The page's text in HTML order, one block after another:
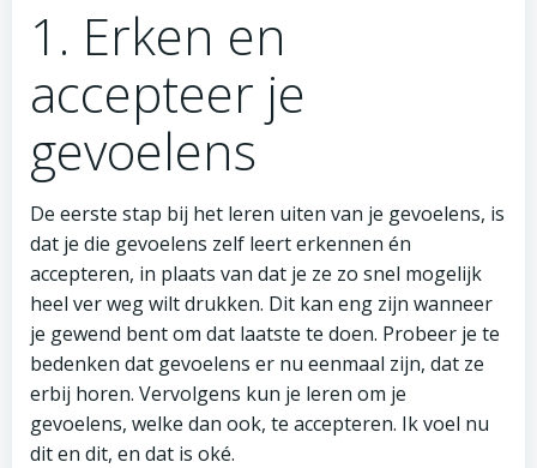
1. Erken en
accepteer je
gevoelens
De eerste stap bij het leren uiten van je gevoelens, is
dat je die gevoelens zelf leert erkennen én
accepteren, in plaats van dat je ze zo snel mogelijk
heel ver weg wilt drukken. Dit kan eng zijn wanneer
je gewend bent om dat laatste te doen. Probeer je te
bedenken dat gevoelens er nu eenmaal zijn, dat ze
erbij horen. Vervolgens kun je leren om je
gevoelens, welke dan ook, te accepteren. Ik voel nu
dit en dit, en dat is oké.